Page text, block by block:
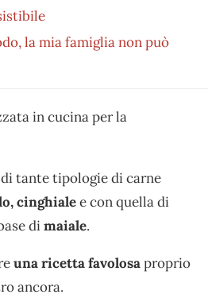
la mia famiglia non può
in cucina per la
tante tipologie di carne
cinghialee con quella di
dimaiale.
una ricetta favolosaproprio
ancora.